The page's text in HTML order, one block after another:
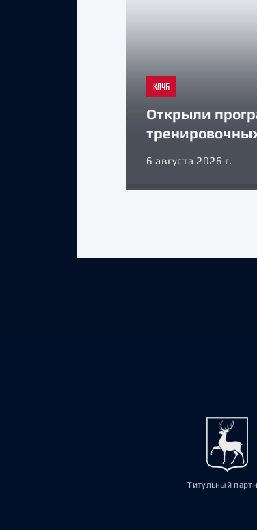
КЛУБ
Открыли
6 августа 2026 г.
Титульный